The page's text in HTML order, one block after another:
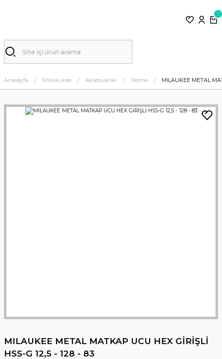
Anasayfa Milwaukee Aksesuarlar Delme MILAUKEE METAL
MILAUKEE METAL MATKAP UCU HEX GİRİŞLİ
HSS-G 12,5 - 128 - 83